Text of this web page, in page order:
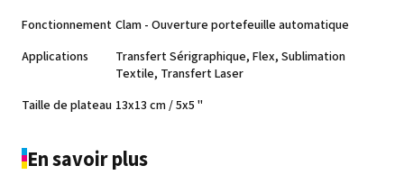
Fonctionnement Clam - Ouverture portefeuille automatique
Applications
Transfert Sérigraphique, Flex, Sublimation
Textile, Transfert Laser
Taille de plateau 13x13 cm / 5x5 "
En savoir plus